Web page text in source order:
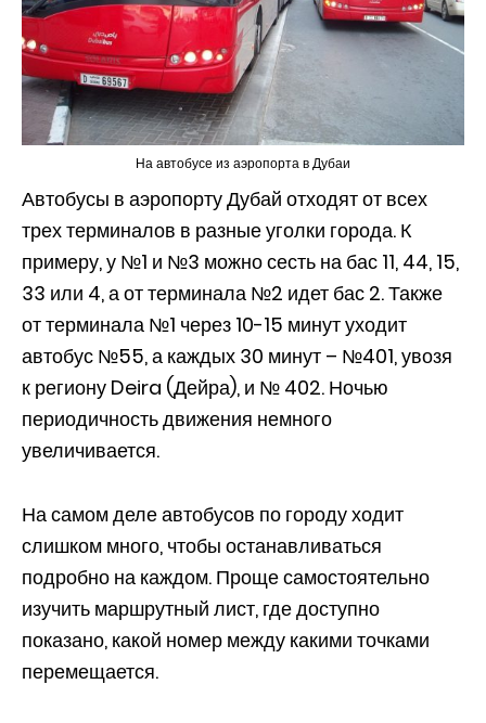
На автобусе из аэропорта в Дубаи
Автобусы в аэропорту Дубай отходят от всех
трех терминалов в разные уголки города. К
примеру, у №1 и №3 можно сесть на бас 11, 44, 15,
33 или 4, а от терминала №2 идет бас 2. Также
от терминала №1 через 10-15 минут уходит
автобус №55, а каждых 30 минут – №401, увозя
к региону Deira (Дейра), и № 402. Ночью
периодичность движения немного
увеличивается.
На самом деле автобусов по городу ходит
слишком много, чтобы останавливаться
подробно на каждом. Проще самостоятельно
изучить маршрутный лист, где доступно
показано, какой номер между какими точками
перемещается.